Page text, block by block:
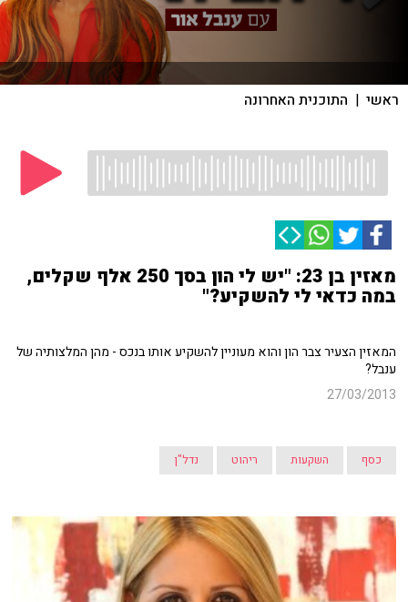
ראשי | התוכנית האחרונה
מאזין בן 23: "יש לי הון בסך 250 אלף שקלים,
במה כדאי לי להשקיע?"
המאזין הצעיר צבר הון והוא מעוניין להשקיע אותו בנכס - מהן המלצותיה של
ענבל?
27/03/2013
כסף השקעות ריהוט נדל"ן